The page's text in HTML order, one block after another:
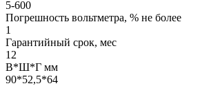
5-600
Погрешность вольтметра, % не более
1
Гарантийный срок, мес
12
В*Ш*Г мм
90*52,5*64